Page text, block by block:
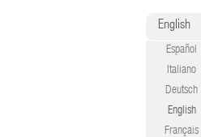
English
Español
Italiano
Deutsch
English
Français